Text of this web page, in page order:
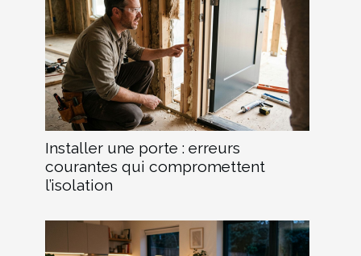
Installer une porte : erreurs
courantes qui compromettent
l’isolation